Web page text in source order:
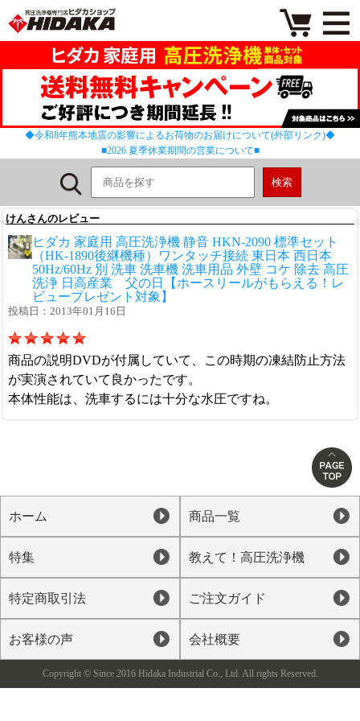
◆令和8年熊本地震の影響によるお荷物のお届けについて(外部リンク)◆
■2026 夏季休業期間の営業について■
けんさんのレビュー
ヒダカ 家庭用 高圧洗浄機 静音 HKN-2090 標準セット
（HK-1890後継機種）ワンタッチ接続 東日本 西日本
50Hz/60Hz 別 洗車 洗車機 洗車用品 外壁 コケ 除去 高圧
洗浄 日高産業 父の日【ホースリールがもらえる！レ
ビュープレゼント対象】
投稿日：2013年01月16日
商品の説明DVDが付属していて、この時期の凍結防止方法
が実演されていて良かったです。
本体性能は、洗車するには十分な水圧ですね。
ホーム 商品一覧
特集 教えて！高圧洗浄機
特定商取引法 ご注文ガイド
お客様の声 会社概要
Copyright © Since 2016 Hidaka Industrial Co., Ltd. All rights Reserved.